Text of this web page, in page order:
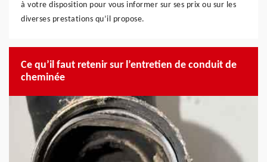
à votre disposition pour vous informer sur ses prix ou sur les
diverses prestations qu’il propose.
Ce qu’il faut retenir sur l’entretien de conduit de
cheminée